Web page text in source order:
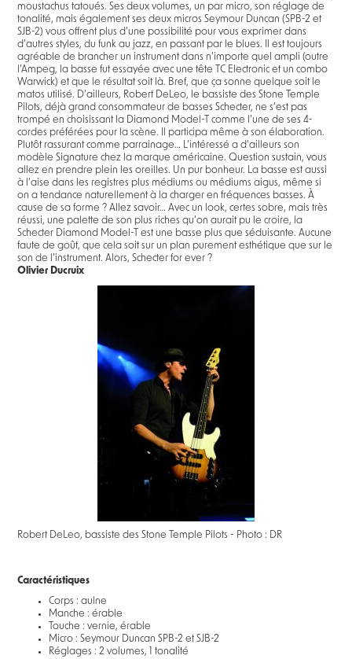
moustachus tatoués. Ses deux volumes, un par micro, son réglage de
tonalité, mais également ses deux micros Seymour Duncan (SPB-2 et
SJB-2) vous offrent plus d’une possibilité pour vous exprimer dans
d’autres styles, du funk au jazz, en passant par le blues. Il est toujours
agréable de brancher un instrument dans n’importe quel ampli (outre
l’Ampeg, la basse fut essayée avec une tête TC Electronic et un combo
Warwick) et que le résultat soit là. Bref, que ça sonne quelque soit le
matos utilisé. D’ailleurs, Robert DeLeo, le bassiste des Stone Temple
Pilots, déjà grand consommateur de basses Schecter, ne s’est pas
trompé en choisissant la Diamond Model-T comme l’une de ses 4-
cordes préférées pour la scène. Il participa même à son élaboration.
Plutôt rassurant comme parrainage… L’intéressé a d’ailleurs son
modèle Signature chez la marque américaine. Question sustain, vous
allez en prendre plein les oreilles. Un pur bonheur. La basse est aussi
à l’aise dans les registres plus médiums ou médiums aigus, même si
on a tendance naturellement à la charger en fréquences basses. À
cause de sa forme ? Allez savoir… Avec un look, certes sobre, mais très
réussi, une palette de son plus riches qu’on aurait pu le croire, la
Schecter Diamond Model-T est une basse plus que séduisante. Aucune
faute de goût, que cela soit sur un plan purement esthétique que sur le
son de l’instrument. Alors, Schecter for ever ?
Olivier Ducruix
Robert DeLeo, bassiste des Stone Temple Pilots - Photo : DR
Caractéristiques
Corps : aulne
Manche : érable
Touche : vernie, érable
Micro : Seymour Duncan SPB-2 et SJB-2
Réglages : 2 volumes, 1 tonalité